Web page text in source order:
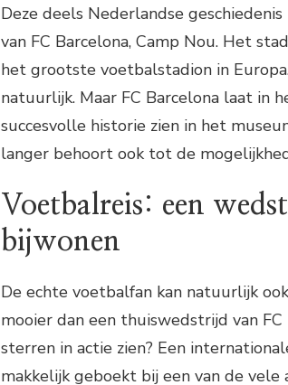
Deze deels Nederlandse
van FC Barcelona, Camp Nou. Het
het grootste voetbalstadion in
natuurlijk. Maar FC Barcelona laat in
succesvolle historie zien in het
langer behoort ook tot de
Voetbalreis: een
bijwonen
De echte voetbalfan kan natuurlijk
mooier dan een thuiswedstrijd van
sterren in actie zien? Een
makkelijk geboekt bij een van de